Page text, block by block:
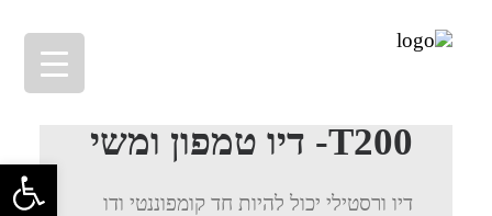
T200- דיו טמפון ומשי
דיו ורסטילי יכול להיות חד קומפוננטי ודו
פתח